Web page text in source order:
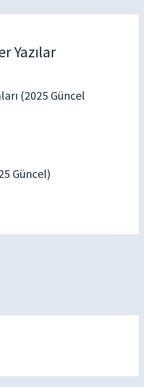
Yazılar
(2025 Güncel
Güncel)